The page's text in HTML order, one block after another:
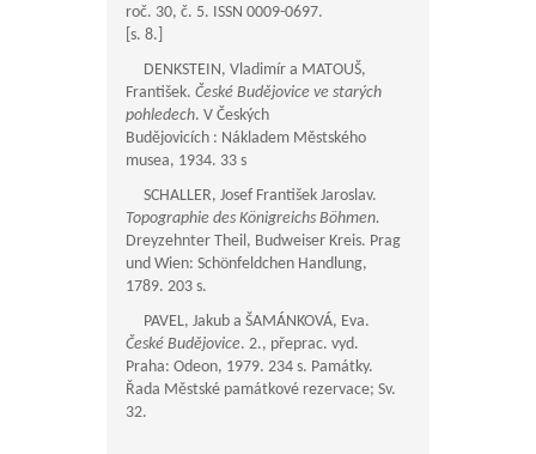
roč. 30, č. 5. ISSN 0009-0697.
[s. 8.]
DENKSTEIN, Vladimír a MATOUŠ,
František. České Budějovice ve starých
pohledech. V Českých
Budějovicích : Nákladem Městského
musea, 1934. 33 s
SCHALLER, Josef František Jaroslav.
Topographie des Königreichs Böhmen.
Dreyzehnter Theil, Budweiser Kreis. Prag
und Wien: Schönfeldchen Handlung,
1789. 203 s.
PAVEL, Jakub a ŠAMÁNKOVÁ, Eva.
České Budějovice. 2., přeprac. vyd.
Praha: Odeon, 1979. 234 s. Památky.
Řada Městské památkové rezervace; Sv.
32.